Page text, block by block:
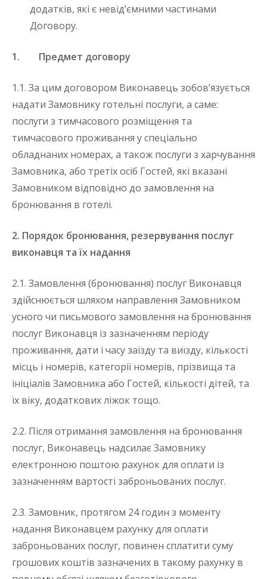
додатків, які є невід’ємними частинами
Договору.
1. Предмет договору
1.1. За цим договором Виконавець зобов’язується
надати Замовнику готельні послуги, а саме:
послуги з тимчасового розміщення та
тимчасового проживання у спеціально
обладнаних номерах, а також послуги з харчування
Замовника, або третіх осіб Гостей, які вказані
Замовником відповідно до замовлення на
бронювання в готелі.
2. Порядок бронювання, резервування послуг
виконавця та їх надання
2.1. Замовлення (бронювання) послуг Виконавця
здійснюється шляхом направлення Замовником
усного чи письмового замовлення на бронювання
послуг Виконавця із зазначенням періоду
проживання, дати і часу заїзду та виїзду, кількості
місць і номерів, категорії номерів, прізвища та
ініціалів Замовника або Гостей, кількості дітей, та
їх віку, додаткових ліжок тощо.
2.2. Після отримання замовлення на бронювання
послуг, Виконавець надсилає Замовнику
електронною поштою рахунок для оплати із
зазначенням вартості заброньованих послуг.
2.3. Замовник, протягом 24 годин з моменту
надання Виконавцем рахунку для оплати
заброньованих послуг, повинен сплатити суму
грошових коштів зазначених в такому рахунку в